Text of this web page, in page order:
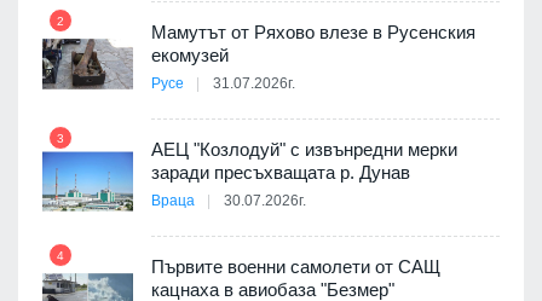
2
Мамутът от Ряхово влезе в Русенския
екомузей
Русе 31.07.2026г.
3
АЕЦ "Козлодуй" с извънредни мерки
заради пресъхващата р. Дунав
Враца 30.07.2026г.
4
Първите военни самолети от САЩ
кацнаха в авиобаза "Безмер"